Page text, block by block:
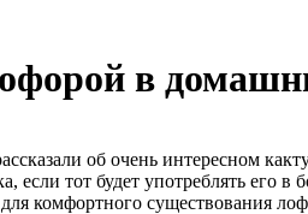
в
об очень интересном
если тот будет употреблять его
комфортного существования